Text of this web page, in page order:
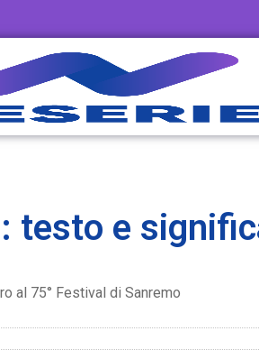
testo e
al 75° Festival di Sanremo